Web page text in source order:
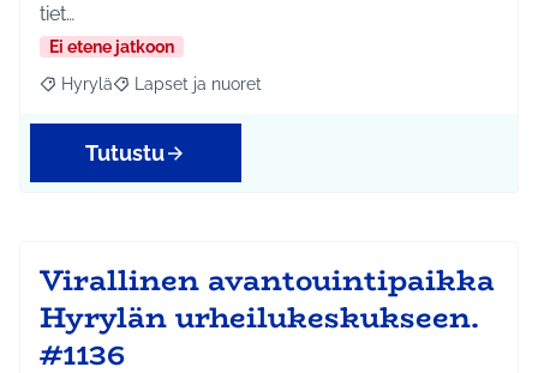
tiet…
Ei etene jatkoon
Rajaa tulokset aihepiirin mukaan: Hyrylä
Hyrylä Rajaa tulokset teeman mukaan: Lapset ja nuoret
Lapset ja nuoret
Tutustu
Virallinen avantouintipaikka
Hyrylän urheilukeskukseen.
#1136